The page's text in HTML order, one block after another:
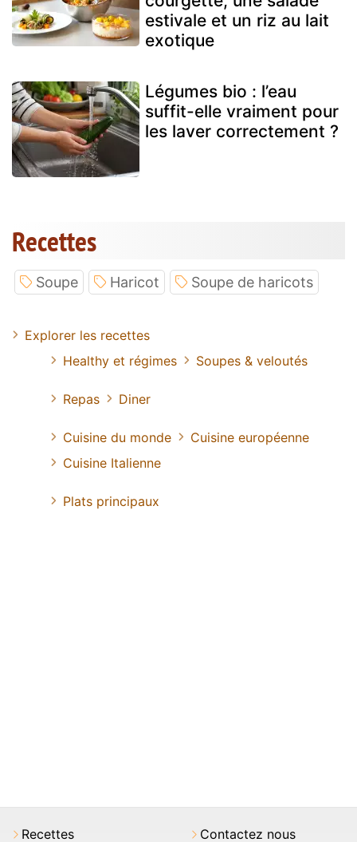
estivale et un riz au lait
exotique
Légumes bio : l’eau
suffit-elle vraiment pour
les laver correctement ?
Recettes
Soupe Haricot Soupe de haricots
Explorer les recettes
Healthy et régimes
Soupes & veloutés
Repas Diner
Cuisine du monde
Cuisine européenne
Cuisine Italienne
Plats principaux
Recettes Contactez nous